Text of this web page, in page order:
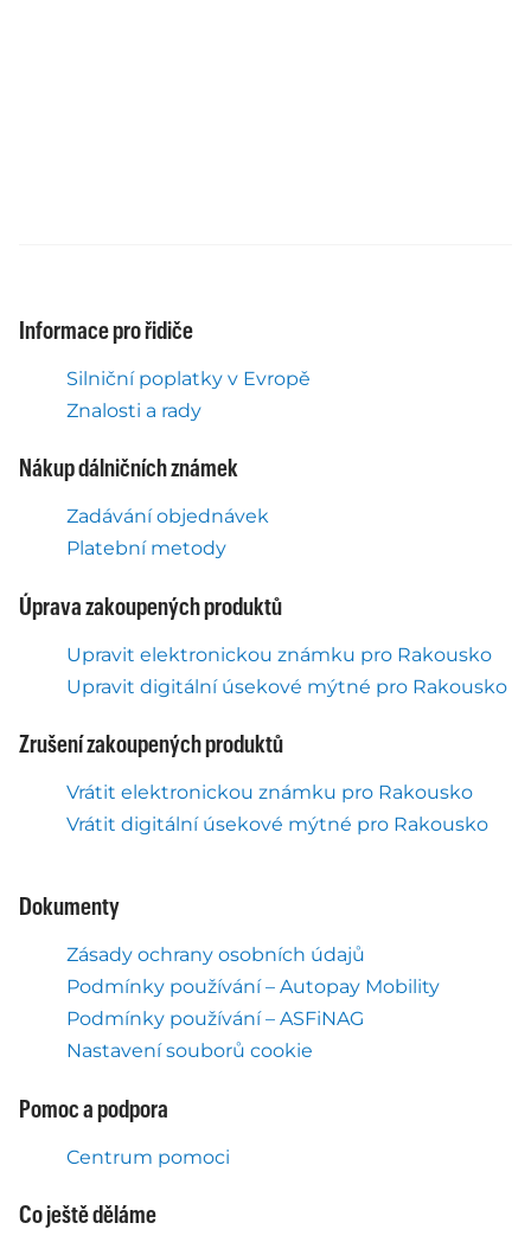
Informace pro řidiče
Silniční poplatky v Evropě
Znalosti a rady
Nákup dálničních známek
Zadávání objednávek
Platební metody
Úprava zakoupených produktů
Upravit elektronickou známku pro Rakousko
Upravit digitální úsekové mýtné pro Rakousko
Zrušení zakoupených produktů
Vrátit elektronickou známku pro Rakousko
Vrátit digitální úsekové mýtné pro Rakousko
Dokumenty
Zásady ochrany osobních údajů
Podmínky používání – Autopay Mobility
Podmínky používání – ASFiNAG
Nastavení souborů cookie
Pomoc a podpora
Centrum pomoci
Co ještě děláme